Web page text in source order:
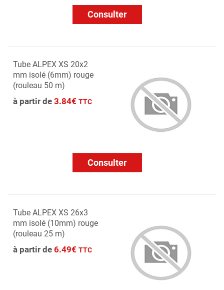
Consulter
Tube ALPEX XS 20x2
mm isolé (6mm) rouge
(rouleau 50 m)
à partir de 3.84€ TTC
Consulter
Tube ALPEX XS 26x3
mm isolé (10mm) rouge
(rouleau 25 m)
à partir de 6.49€ TTC